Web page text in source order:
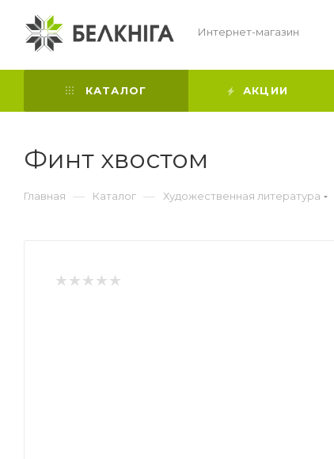
Интернет-магазин
КАТАЛОГ АКЦИИ
Финт хвостом
Главная — Каталог — Художественная литература